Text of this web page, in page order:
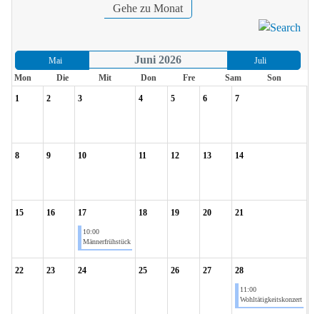
Gehe zu Monat
Mai Juni 2026
Juli
Mon
Die Mit Don Fre Sam Son
1 2 3 4 5 6 7
8 9 10 11 12 13 14
15 16 17
10:00
Männerfrühstück
18 19 20 21
22 23 24 25 26 27 28
11:00
Wohltätigkeitskonzert